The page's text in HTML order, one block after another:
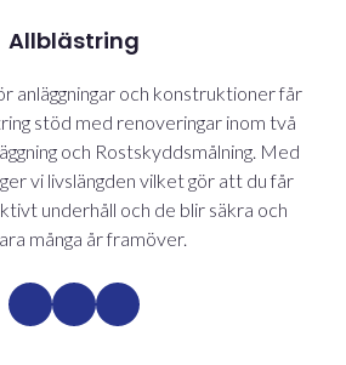
Allblästring
anläggningar och konstruktioner får
stöd med renoveringar inom två
och Rostskyddsmålning. Med
vi livslängden vilket gör att du får
underhåll och de blir säkra och
många år framöver.